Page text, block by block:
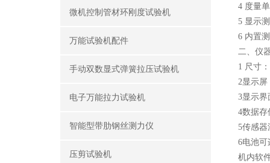
微机控制管材环刚度试验机
万能试验机配件
手动双数显式弹簧拉压试验机
电子万能拉力试验机
智能型带肋钢丝测力仪
压剪试验机
4 度量
5 显示
6 内置
二、仪
1 尺寸
2显示屏
3显示界
4数据存
5传感器
6电池可
机内软